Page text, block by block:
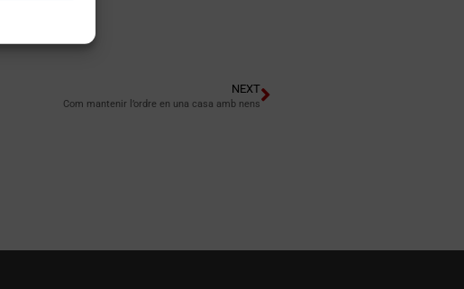
NEXT
Com mantenir l’ordre en una casa amb nens